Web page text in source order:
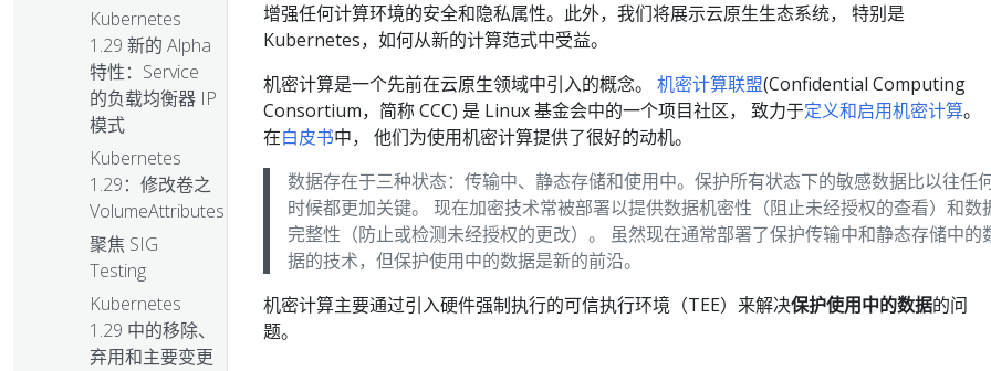
Kubernetes
1.29 新的 Alpha
特性：Service
的负载均衡器 IP
模式
Kubernetes
1.29：修改卷之
VolumeAttributesClass
聚焦 SIG
Testing
Kubernetes
1.29 中的移除、
弃用和主要变更
增强任何计算环境的安全和隐私属性。此外，我们将展示云原生生态系统， 特别是
Kubernetes，如何从新的计算范式中受益。
机密计算是一个先前在云原生领域中引入的概念。 机密计算联盟(Confidential Computing
Consortium，简称 CCC) 是 Linux 基金会中的一个项目社区， 致力于定义和启用机密计算。
在白皮书中， 他们为使用机密计算提供了很好的动机。
数据存在于三种状态：传输中、静态存储和使用中。保护所有状态下的敏感数据比以往任
时候都更加关键。 现在加密技术常被部署以提供数据机密性（阻止未经授权的查看）和数
完整性（防止或检测未经授权的更改）。 虽然现在通常部署了保护传输中和静态存储中的
据的技术，但保护使用中的数据是新的前沿。
机密计算主要通过引入硬件强制执行的可信执行环境（TEE）来解决保护使用中的数据的问
题。